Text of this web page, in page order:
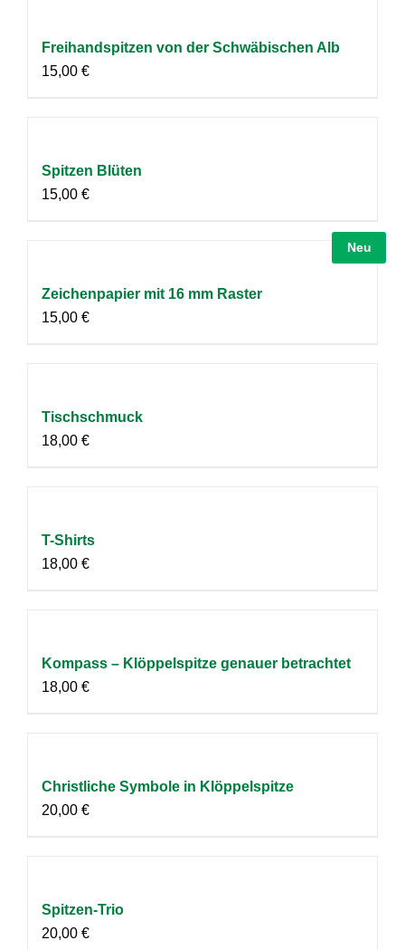
Freihandspitzen von der Schwäbischen Alb
15,00 €
Spitzen Blüten
15,00 €
Neu
Zeichenpapier mit 16 mm Raster
15,00 €
Tischschmuck
18,00 €
T-Shirts
18,00 €
Kompass – Klöppelspitze genauer betrachtet
18,00 €
Christliche Symbole in Klöppelspitze
20,00 €
Spitzen-Trio
20,00 €